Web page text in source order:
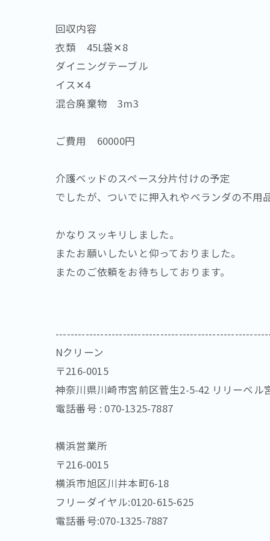
回収内容
衣類 45L袋✕8
ダイニングテーブル
イス✕4
混合廃棄物 3m3
ご費用 60000円
介護ベッドのスペース分片付けの予定
でしたが、ついでに押入れやベランダの不用
かなりスッキリしました。
またお願いしたいと仰っておりました。
またのご依頼をお待ちしております。
Nクリーン
〒216-0015
神奈川県川崎市宮前区菅生2-5-42 リリーベル
電話番号 : 070-1325-7887
横浜営業所
〒216-0015
横浜市旭区川井本町6-18
フリーダイヤル:0120-615-625
電話番号:070-1325-7887